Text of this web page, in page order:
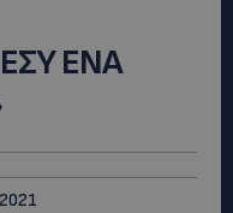
ΕΣΥ ΕΝΑ